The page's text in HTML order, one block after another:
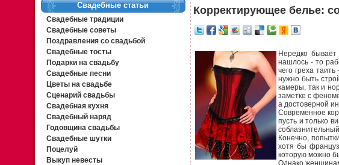
Свадебные статьи
Свадебные традиции
Свадебные советы
Поздравления со свадьбой
Свадебные тосты
Подарки на свадьбу
Свадебные песни
Цветы на свадьбе
Сценарий свадьбы
Свадебная кухня
Свадебный наряд
Годовщина свадьбы
Свадебные шутки
Поцелуй
Выкуп невесты
Корректирующее белье:
Нередко
нашлось - то
чего греха
нужно быть
камеры, так и
заметке с
а достоверной
Современное
пусть и только
Конечно,
хотя бы
которую можно
Однако